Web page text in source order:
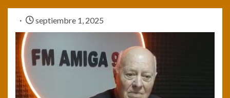
septiembre 1, 2025